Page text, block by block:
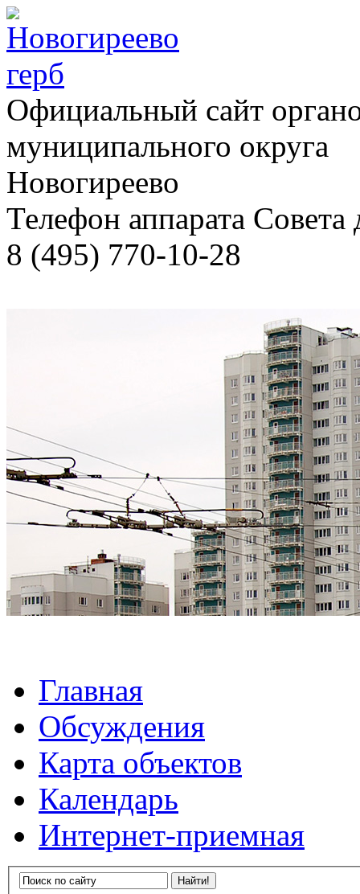
Официальный сайт
муниципального округа
Новогиреево
Телефон аппарата Cовета
8 (495) 770-10-28
Главная
Обсуждения
Карта объектов
Календарь
Интернет-приемная